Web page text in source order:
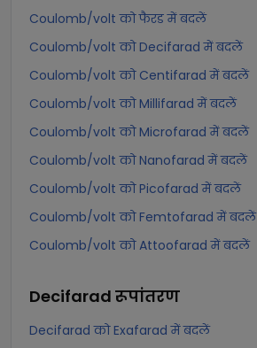
Coulomb/volt को फैरड में बदलें
Coulomb/volt को Decifarad में बदलें
Coulomb/volt को Centifarad में बदलें
Coulomb/volt को Millifarad में बदलें
Coulomb/volt को Microfarad में बदलें
Coulomb/volt को Nanofarad में बदलें
Coulomb/volt को Picofarad में बदलें
Coulomb/volt को Femtofarad में बदलें
Coulomb/volt को Attoofarad में बदलें
Decifarad रूपांतरण
Decifarad को Exafarad में बदलें